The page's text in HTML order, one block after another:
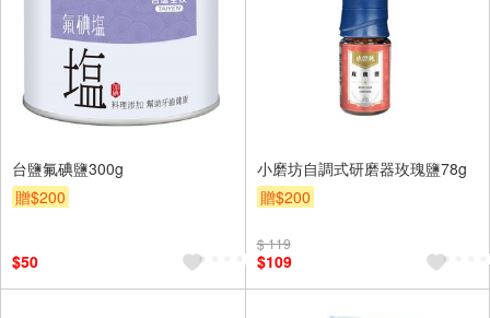
台鹽氟碘鹽300g
贈$200
$50
小磨坊自調式研磨器玫瑰鹽78g
贈$200
$ 119
$109